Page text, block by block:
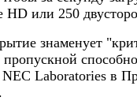
HD или 250
знаменует
пропускной
NEC Laboratories в